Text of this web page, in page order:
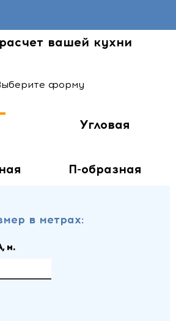
вашей кухни
форму
Угловая
П-образная
в метрах:
м.